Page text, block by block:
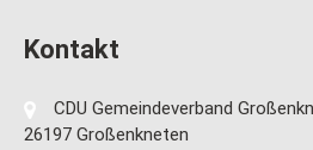
Kontakt
CDU Gemeindeverband
26197 Großenkneten